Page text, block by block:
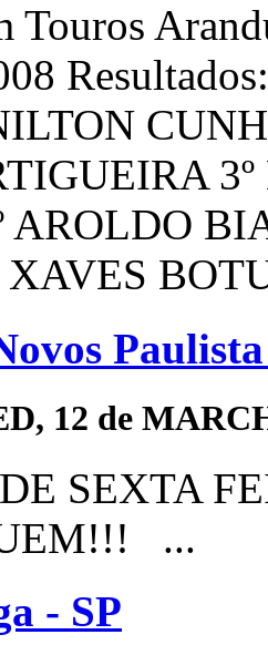
Touros
AROLDO
12 de
SEXTA
...
- SP